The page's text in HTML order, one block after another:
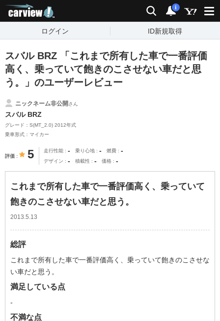
検索 通知
i
ログイン ID新規取得
スバル BRZ 「これまで所有した車で一番評価
高く、乗っていて飽きのこさせない車だと思
う。」のユーザーレビュー
ニックネーム非公開さん
スバル BRZ
グレード：S(MT_2.0) 2012年式
乗車形式：マイカー
評価 5 走行性能 - 乗り心地 - 燃費 -
デザイン - 積載性 - 価格 -
これまで所有した車で一番評価高く、乗っていて
飽きのこさせない車だと思う。
2013.5.13
総評
これまで所有した車で一番評価高く、乗っていて飽きのこさせな
い車だと思う。
満足している点
-
不満な点